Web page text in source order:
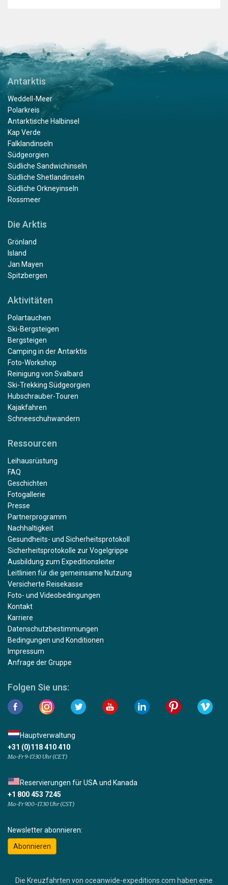
Antarktis
Weddell-Meer
Polarkreis
Antarktische Halbinsel
Kap Verde
Falklandinseln
Südgeorgien
Südliche Sandwichinseln
Südliche Shetlandinseln
Südliche Orkneyinseln
Rossmeer
Die Arktis
Grönland
Island
Jan Mayen
Spitzbergen
Aktivitäten
Polartauchen
Ski-Bergsteigen
Bergsteigen
Camping in der Antarktis
Foto-Workshop
Reinigung von Svalbard
Ski-Trekking Südgeorgien
Hubschrauber-Touren
Kajakfahren
Schneeschuhwandern
Ressourcen
Leihausrüstung
FAQ
Geschichten
Fotogallerie
Presse
Partnerprogramm
Nachhaltigkeit
Gesundheits- und Sicherheitsprotokoll
Sicherheitsprotokolle zur Vogelgrippe
Ausbildung zum Expeditionsleiter
Leitlinien für die gemeinsame Nutzung
Versicherte Reisekasse
Foto- und Videobedingungen
Kontakt
Karriere
Datenschutzbestimmungen
Bedingungen und Konditionen
Impressum
Anfrage der Gruppe
Folgen Sie uns:
Hauptverwaltung
+31 (0)118 410 410
Mo-Fr 9-17:30 Uhr (CET)
Reservierungen für USA und Kanada
+1 800 453 7245
Mo-Fr 9.00-17.30 Uhr (CST)
Newsletter abonnieren:
Abonnieren
Die Kreuzfahrten von oceanwide-expeditions.com haben eine